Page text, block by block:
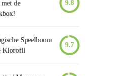
de
9.8
Speelboom
Klorofil
9.7